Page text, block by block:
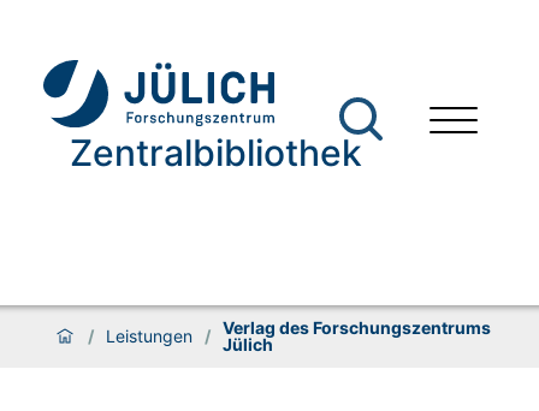
Zentralbibliothek
/ Leistungen / Verlag des Forschungszentrums
Jülich